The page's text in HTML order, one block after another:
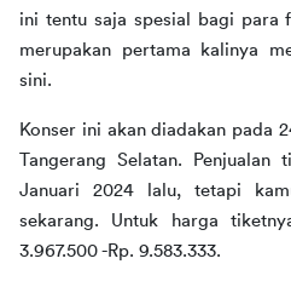
ini tentu saja spesial bagi para
merupakan pertama kalinya
sini.
Konser ini akan diadakan pada
Tangerang Selatan.
Januari 2024 lalu, tetapi
sekarang. Untuk harga
3.967.500 -Rp. 9.583.333.